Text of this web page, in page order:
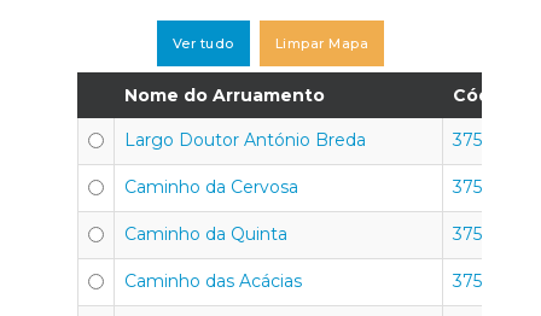
Ver tudo Limpar Mapa
Nome do Arruamento Código
Largo Doutor António Breda 3750-351
Caminho da Cervosa 3750-351
Caminho da Quinta 3750-351
Caminho das Acácias 3750-351